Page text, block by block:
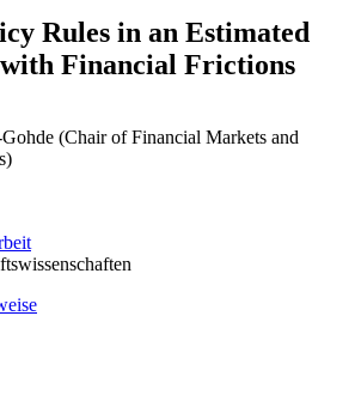
Rules in an Estimated
Financial Frictions
(Chair of Financial Markets and